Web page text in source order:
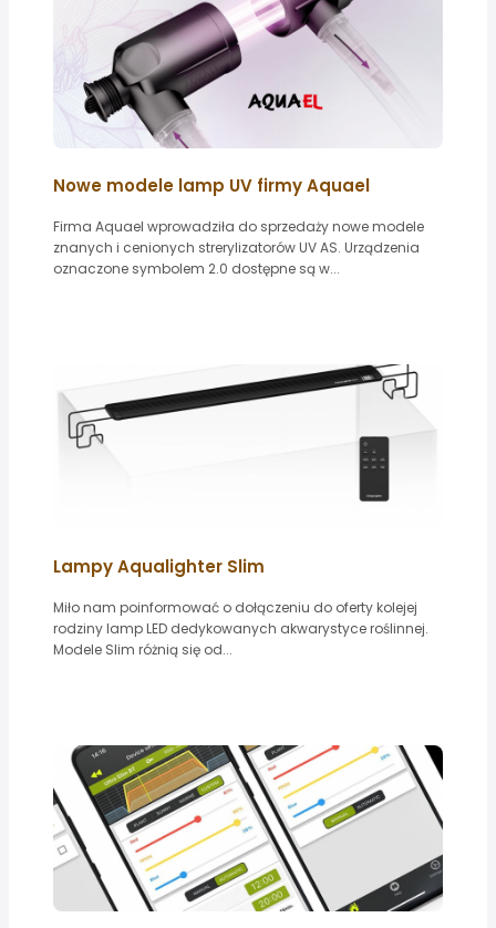
Nowe modele lamp UV firmy Aquael
Firma Aquael wprowadziła do sprzedaży nowe modele
znanych i cenionych strerylizatorów UV AS. Urządzenia
oznaczone symbolem 2.0 dostępne są w...
Lampy Aqualighter Slim
Miło nam poinformować o dołączeniu do oferty kolejej
rodziny lamp LED dedykowanych akwarystyce roślinnej.
Modele Slim różnią się od...